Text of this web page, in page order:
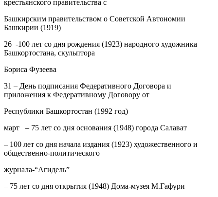
крестьянского правительства с
Башкирским правительством о Советской Автономии
Башкирии (1919)
26 -100 лет со дня рождения (1923) народного художника
Башкортостана, скульптора
Бориса Фузеева
31 – День подписания Федеративного Договора и
приложения к Федеративному Договору от
Республики Башкортостан (1992 год)
март – 75 лет со дня основания (1948) города Салават
– 100 лет со дня начала издания (1923) художественного и
общественно-политического
журнала-“Агидель”
– 75 лет со дня открытия (1948) Дома-музея М.Гафури